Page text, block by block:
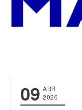
09 ABR
2026